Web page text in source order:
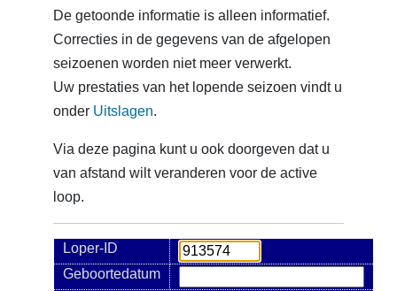
De getoonde informatie is alleen informatief.
Correcties in de gegevens van de afgelopen
seizoenen worden niet meer verwerkt.
Uw prestaties van het lopende seizoen vindt u
onder Uitslagen.
Via deze pagina kunt u ook doorgeven dat u
van afstand wilt veranderen voor de active
loop.
Loper-ID
Geboortedatum